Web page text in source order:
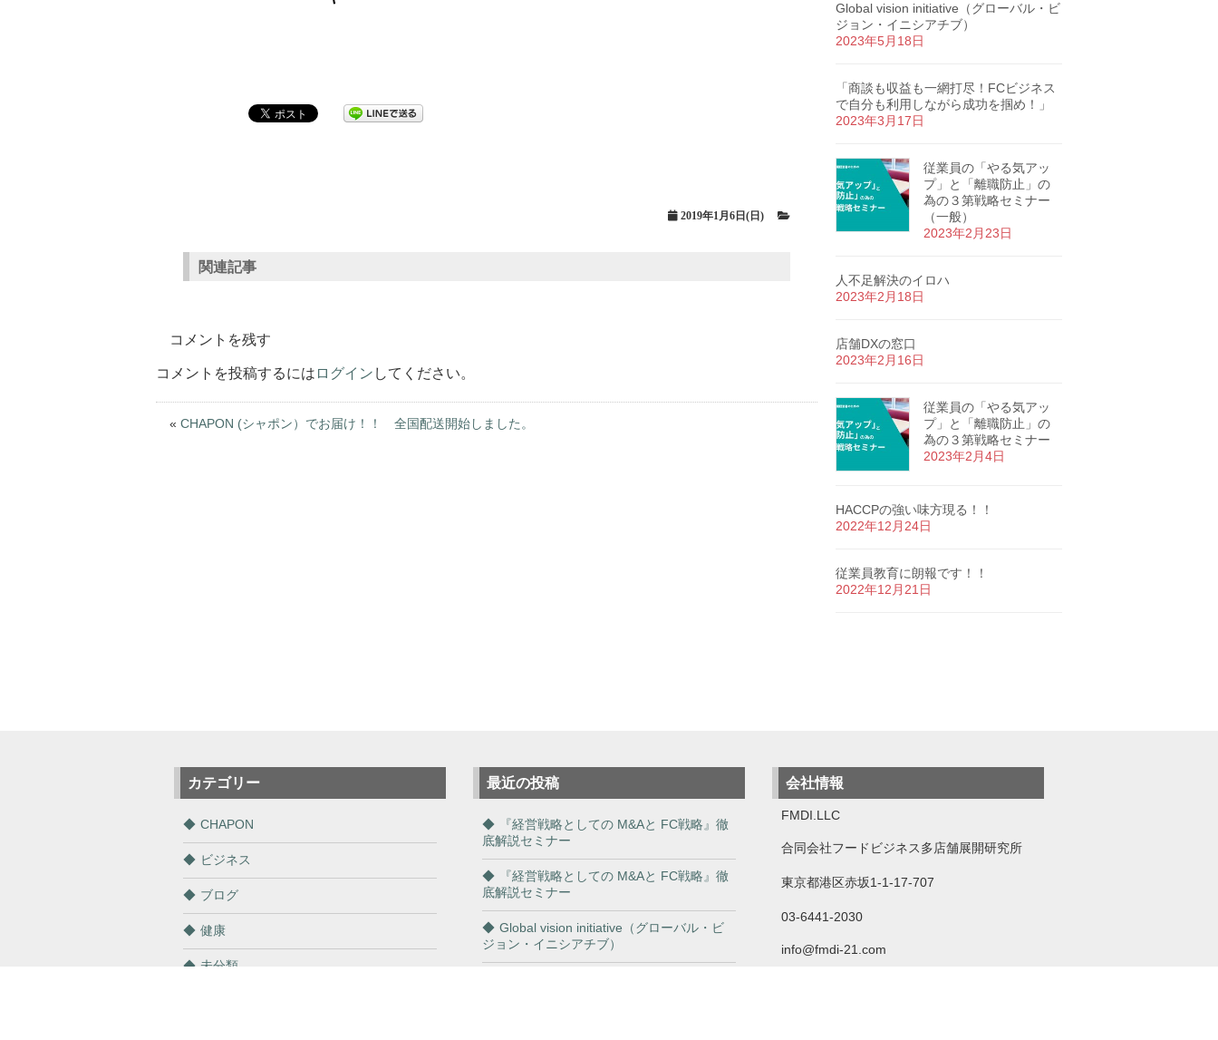
2019年1月6日(日)
関連記事
コメントを残す
コメントを投稿するには ログイン してください。
« CHAPON (シャポン）でお届け！！ 全国配送開始しました。
Global vision initiative（グローバル・ビ
ジョン・イニシアチブ）
2023年5月18日
「商談も収益も一網打尽！FCビジネス
で自分も利用しながら成功を掴め！」
2023年3月17日
従業員の「やる気アッ
プ」と「離職防止」の
為の３第戦略セミナー
（一般）
2023年2月23日
人不足解決のイロハ
2023年2月18日
店舗DXの窓口
2023年2月16日
従業員の「やる気アッ
プ」と「離職防止」の
為の３第戦略セミナー
2023年2月4日
HACCPの強い味方現る！！
2022年12月24日
従業員教育に朗報です！！
2022年12月21日
カテゴリー
CHAPON
ビジネス
ブログ
健康
未分類
最近の投稿
『経営戦略としての M&Aと FC戦略』徹
底解説セミナー
『経営戦略としての M&Aと FC戦略』徹
底解説セミナー
Global vision initiative（グローバル・ビ
ジョン・イニシアチブ）
会社情報
FMDI.LLC
合同会社フードビジネス多店舗展開研究所
東京都港区赤坂1-1-17-707
03-6441-2030
info@fmdi-21.com